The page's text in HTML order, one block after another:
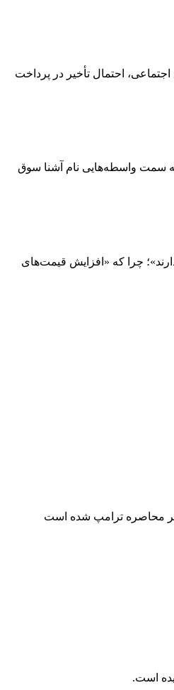
اعتباری سازمان تأمین اجتماعی، احتمال تأخیر در پرداخت
سمت واسطه‌هایی نام آشنا سوق
چرا که «افزایش قیمت‌های
است.